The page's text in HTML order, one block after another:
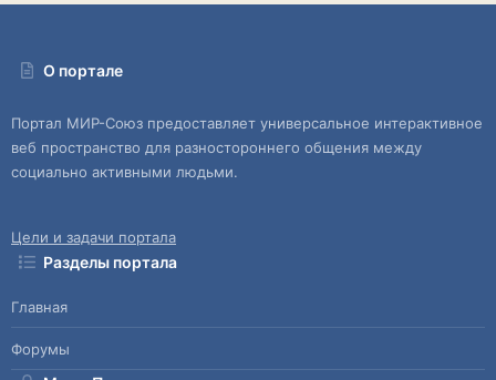
О портале
Портал МИР-Союз предоставляет универсальное интерактивное
веб пространство для разностороннего общения между
социально активными людьми.
Цели и задачи портала
Разделы портала
Главная
Форумы